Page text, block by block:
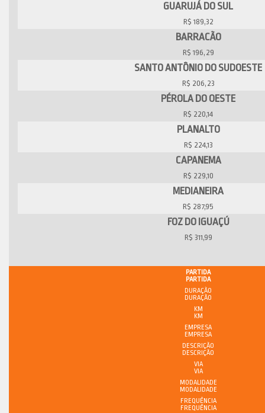
GUARUJÁ DO SUL
R$ 189,32
BARRACÃO
R$ 196,29
SANTO ANTÔNIO DO SUDOESTE
R$ 206,23
PÉROLA DO OESTE
R$ 220,14
PLANALTO
R$ 224,13
CAPANEMA
R$ 229,10
MEDIANEIRA
R$ 287,95
FOZ DO IGUAÇÚ
R$ 311,99
PARTIDA
DURAÇÃO
KM
EMPRESA
DESCRIÇÃO
VIA
MODALIDADE
FREQUÊNCIA